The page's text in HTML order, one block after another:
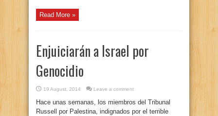
Read More »
Enjuiciarán a Israel por
Genocidio
19 August, 2014 Leave a comment
Hace unas semanas, los miembros del Tribunal
Russell por Palestina, indignados por el terrible